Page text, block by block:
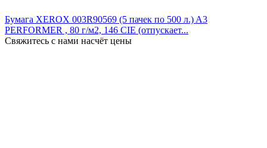
Бумага XEROX 003R90569 (5 пачек по 500 л.) A3
PERFORMER , 80 г/м2, 146 CIE (отпускает...
Свяжитесь с нами насчёт цены